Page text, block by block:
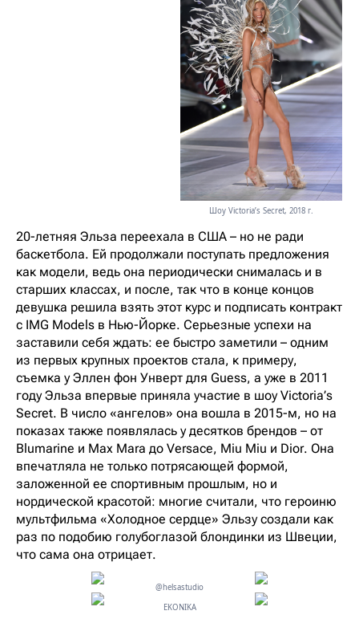
Шоу Victoria’s Secret, 2018 г.
20-летняя Эльза переехала в США – но не ради
баскетбола. Ей продолжали поступать предложения
как модели, ведь она периодически снималась и в
старших классах, и после, так что в конце концов
девушка решила взять этот курс и подписать контракт
с IMG Models в Нью-Йорке. Серьезные успехи на
заставили себя ждать: ее быстро заметили – одним
из первых крупных проектов стала, к примеру,
съемка у Эллен фон Унверт для Guess, а уже в 2011
году Эльза впервые приняла участие в шоу Victoria’s
Secret. В число «ангелов» она вошла в 2015-м, но на
показах также появлялась у десятков брендов – от
Blumarine и Max Mara до Versace, Miu Miu и Dior. Она
впечатляла не только потрясающей формой,
заложенной ее спортивным прошлым, но и
нордической красотой: многие считали, что героиню
мультфильма «Холодное сердце» Эльзу создали как
раз по подобию голубоглазой блондинки из Швеции,
что сама она отрицает.
@helsastudio
EKONIKA